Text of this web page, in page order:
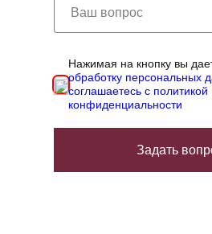
Нажимая на кнопку вы
обработку персональных
соглашаетесь с политикой
конфиденциальности
Задать